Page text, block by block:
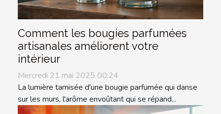
Comment les bougies parfumées
artisanales améliorent votre
intérieur
Mercredi 21 mai 2025 00:24
La lumière tamisée d'une bougie parfumée qui danse
sur les murs, l'arôme envoûtant qui se répand...